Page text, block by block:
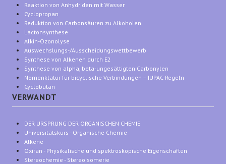
Reaktion von Anhydriden mit Wasser
Cyclopropan
Reduktion von Carbonsäuren zu Alkoholen
Lactonsynthese
Alkin-Ozonolyse
Auswechslungs-/Ausscheidungswettbewerb
Synthese von Alkenen durch E2
Synthese von alpha, beta-ungesättigten Carbonylen
Nomenklatur für bicyclische Verbindungen – IUPAC-Regeln
Cyclobutan
VERWANDT
DER URSPRUNG DER ORGANISCHEN CHEMIE
Universitätskurs - Organische Chemie
Alkene
Oxiran - Physikalische und spektroskopische Eigenschaften
Stereochemie - Stereoisomerie